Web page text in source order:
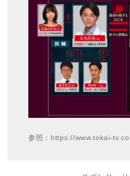
参照：https://www.tokai-